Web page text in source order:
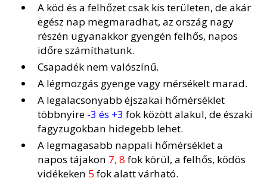
A köd és a felhőzet csak kis területen, de akár
egész nap megmaradhat, az ország nagy
részén ugyanakkor gyengén felhős, napos
időre számíthatunk.
Csapadék nem valószínű.
A légmozgás gyenge vagy mérsékelt marad.
A legalacsonyabb éjszakai hőmérséklet
többnyire -3 és +3 fok között alakul, de északi
fagyzugokban hidegebb lehet.
A legmagasabb nappali hőmérséklet a
napos tájakon 7, 8 fok körül, a felhős, ködös
vidékeken 5 fok alatt várható.